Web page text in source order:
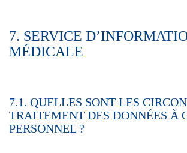
7. SERVICE
MÉDICALE
7.1. QUELLES SONT LES
TRAITEMENT DES DONNÉES À
PERSONNEL ?